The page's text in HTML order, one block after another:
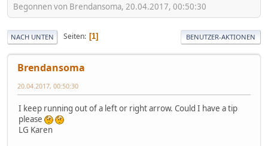
Begonnen von Brendansoma, 20.04.2017, 00:50:30
NACH UNTEN Seiten 1 BENUTZER-AKTIONEN
Brendansoma
20.04.2017, 00:50:30
I keep running out of a left or right arrow. Could I have a tip
please
LG Karen